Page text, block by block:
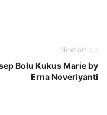
Next article
Bolu Kukus Marie by
Erna Noveriyanti